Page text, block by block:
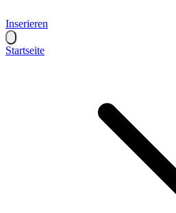
Inserieren
Startseite